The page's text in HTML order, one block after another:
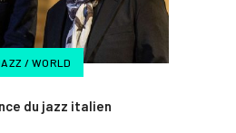
/ WORLD
du jazz italien